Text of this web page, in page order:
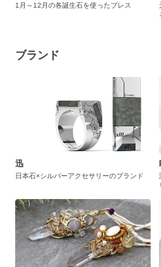
1月～12月の各誕生石を使ったブレス
ブランド
迅
日本石×シルバーアクセサリーのブランド